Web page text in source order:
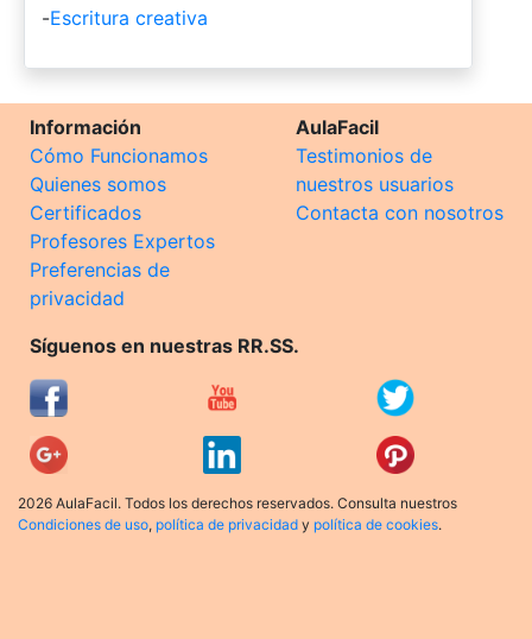
-Escritura creativa
Información
Cómo Funcionamos
Quienes somos
Certificados
Profesores Expertos
Preferencias de
privacidad
AulaFacil
Testimonios de
nuestros usuarios
Contacta con nosotros
Síguenos en nuestras RR.SS.
2026 AulaFacil. Todos los derechos reservados. Consulta nuestros
Condiciones de uso, política de privacidad y política de cookies.